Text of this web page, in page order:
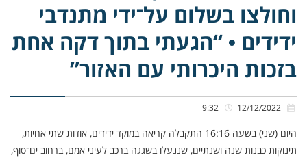
וחולצו בשלום על־ידי מתנדבי
ידידים • “הגעתי בתוך דקה אחת
בזכות היכרותי עם האזור”
היום (שני) בשעה 16:16 התקבלה קריאה במוקד ידידים, אודות שתי אחיות,
תינוקות כבנות שנה ושנתיים, שננעלו בשגגה ברכב לעיני אמם, ברחוב ים־סוף,